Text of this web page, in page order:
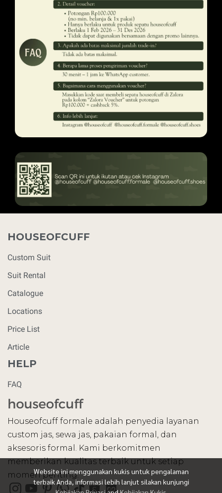
Website ini menggunakan kukis untuk pengalaman
terbaik Anda, informasi lebih lanjut silakan kunjungi
HOUSEOFCUFF
Custom Suit
Suit Rental
Catalogue
Locations
Price List
Article
HELP
FAQ
Houseofcuff formale adalah penyedia layanan
custom jas, sewa jas, pakaian formal, dan
aksesoris formal. Kami berkomitmen
memberikan kualitas terbaik untuk setiap
momen penting.